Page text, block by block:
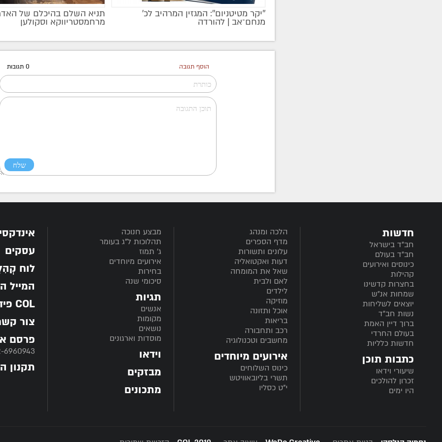
מקודם
''יקר מטיטניום'': המגזין המרהיב לכ’
מנחם־אב | להורדה
תניא השלם בהיכלם של
מרחמסטריווקא וסקולען
הוסף תגובה 0 תגובות
חדשות
חב”ד בישראל
חב”ד בעולם
כינוסים ואירועים
קהילות
בחצרות קדשינו
שמחות אנ"ש
יוצאים לשליחות
נשות חב"ד
ברוך דיין האמת
בעולם החרדי
חדשות כלליות
כתבות תוכן
שיעורי וידאו
זכרון להולכים
היו ימים
הלכה ומנהג
מדף הספרים
עלונים ותשורות
דעות ואקטואליה
שאל את המומחה
לאם ולבית
לילדים
מוזיקה
אוכל ותזונה
בריאות
רכב ותחבורה
מחשבים וטכנולוגיה
אירועים מיוחדים
כינוס השלוחים
תשרי בליובאוויטש
י"ט כסליו
מבצע חנוכה
תהלוכות ל"ג בעומר
ג' תמוז
אירועים מיוחדים
בחירות
סיכומי שנה
תגיות
אנשים
מקומות
נושאים
מוסדות וארגונים
וידאו
מבזקים
מתכונים
עסקים
לוח
המייל
COL פיד
צור
פרסם
6960943
תקנון